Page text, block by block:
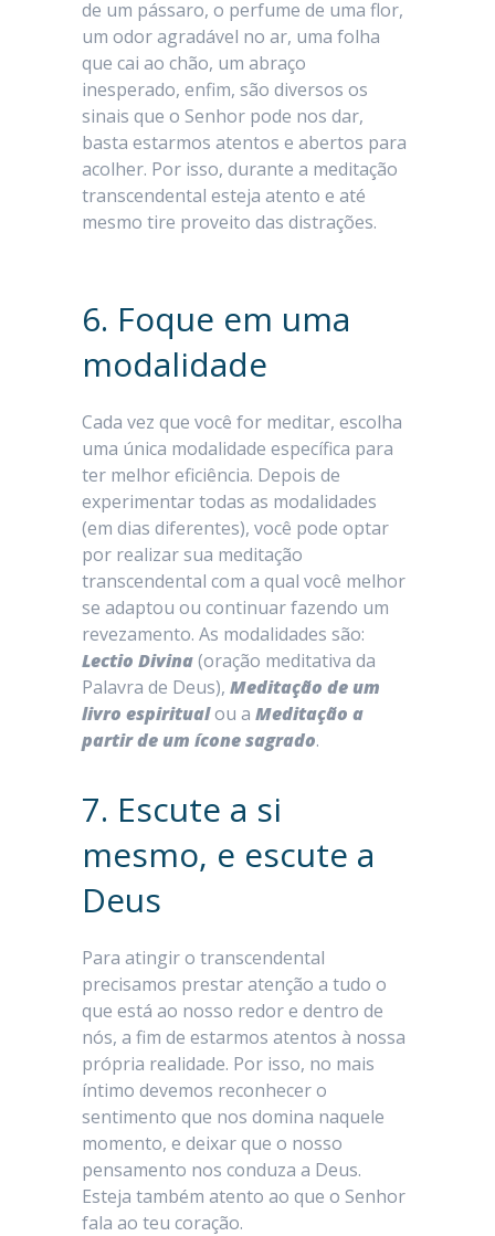
de um pássaro, o perfume de uma flor,
um odor agradável no ar, uma folha
que cai ao chão, um abraço
inesperado, enfim, são diversos os
sinais que o Senhor pode nos dar,
basta estarmos atentos e abertos para
acolher. Por isso, durante a meditação
transcendental esteja atento e até
mesmo tire proveito das distrações.
6. Foque em uma
modalidade
Cada vez que você for meditar, escolha
uma única modalidade específica para
ter melhor eficiência. Depois de
experimentar todas as modalidades
(em dias diferentes), você pode optar
por realizar sua meditação
transcendental com a qual você melhor
se adaptou ou continuar fazendo um
revezamento. As modalidades são:
Lectio Divina(oração meditativa da
Palavra de Deus), Meditação de um
livro espiritualou a Meditação a
partir de um ícone sagrado.
7. Escute a si
mesmo, e escute a
Deus
Para atingir o transcendental
precisamos prestar atenção a tudo o
que está ao nosso redor e dentro de
nós, a fim de estarmos atentos à nossa
própria realidade. Por isso, no mais
íntimo devemos reconhecer o
sentimento que nos domina naquele
momento, e deixar que o nosso
pensamento nos conduza a Deus.
Esteja também atento ao que o Senhor
fala ao teu coração.